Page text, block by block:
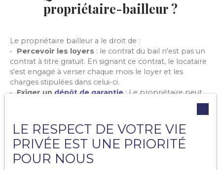
propriétaire-bailleur ?
Le propriétaire bailleur a le droit de :
Percevoir les loyers : le contrat du bail n'est pas un
contrat à titre gratuit. En signant ce contrat, le locataire
s'est engagé à verser chaque mois le loyer et les
charges stipulées dans celui-ci.
Exiger undépôt de garantie : Le propriétaire peut
demander un versement du dépôt de garantie pour se
locataire en termes d'entretien ou d'impayés.
Exiger unecaution : la caution est une précaution,
une sûreté, qui permet au propriétaire-bailleur de se
retourner contre le locataire en cas d'impayés et de
dettes locatives.
LE RESPECT DE VOTRE VIE
PRIVÉE EST UNE PRIORITÉ
POUR NOUS